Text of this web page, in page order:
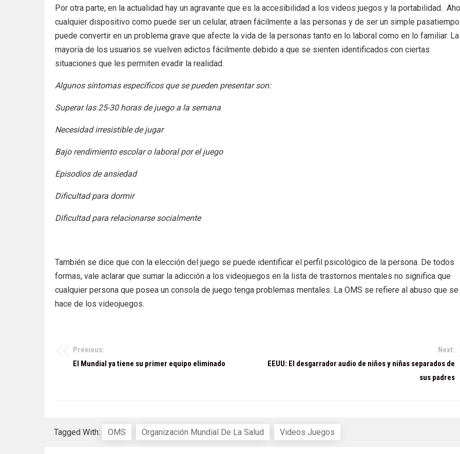
Por otra parte, en la actualidad hay un agravante que es la accesibilidad a los videos juegos y la portabilidad.
cualquier dispositivo como puede ser un celular, atraen fácilmente a las personas y de ser un simple
puede convertir en un problema grave que afecte la vida de la personas tanto en lo laboral como en lo familiar. La
mayoría de los usuarios se vuelven adictos fácilmente debido a que se sienten identificados con ciertas
situaciones que les permiten evadir la realidad.
Algunos síntomas específicos que se pueden presentar son:
Superar las 25-30 horas de juego a la semana
Necesidad irresistible de jugar
Bajo rendimiento escolar o laboral por el juego
Episodios de ansiedad
Dificultad para dormir
Dificultad para relacionarse socialmente
También se dice que con la elección del juego se puede identificar el perfil psicológico de la persona. De todos
formas, vale aclarar que sumar la adicción a los videojuegos en la lista de trastornos mentales no significa que
cualquier persona que posea un consola de juego tenga problemas mentales. La OMS se refiere al abuso que se
hace de los videojuegos.
Navegación
Previous:
El Mundial ya tiene su primer equipo eliminado
Next:
EEUU: El desgarrador audio de niños y niñas separados de
sus padres
Tagged With: OMS Organización Mundial De La Salud Videos Juegos